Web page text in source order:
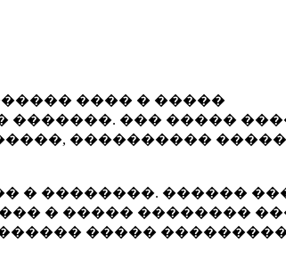
���� � �����
�������. ��� �����
����������
� ��������. ������
� ����� ��������
�����